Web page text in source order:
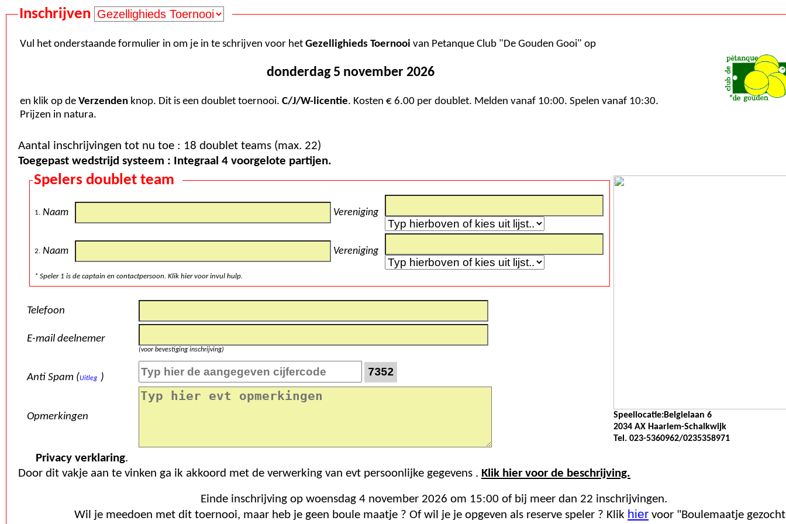
Inschrijven
Vul het onderstaande formulier in om je in te schrijven voor het Gezellighieds Toernooi van Petanque Club "De Gouden Gooi" op
donderdag 5 november 2026
en klik op de Verzenden knop. Dit is een doublet toernooi. C/J/W-licentie. Kosten € 6.00 per doublet. Melden vanaf 10:00. Spelen vanaf 10:30.
Prijzen in natura.
Aantal inschrijvingen tot nu toe : 18 doublet teams (max. 22)
Toegepast wedstrijd systeem : Integraal 4 voorgelote partijen.
Spelers doublet team
1. Naam Vereniging
2. Naam Vereniging
* Speler 1 is de captain en contactpersoon. Klik hier voor invul hulp.
Telefoon
E-mail deelnemer
(voor bevestiging inschrijving)
Anti Spam (Uitleg ) 7352
Opmerkingen
Speellocatie:Belgielaan 6
2034 AX Haarlem-Schalkwijk
Tel. 023-5360962/0235358971
Privacy verklaring.
Door dit vakje aan te vinken ga ik akkoord met de verwerking van evt persoonlijke gegevens . Klik hier voor de beschrijving.
Einde inschrijving op woensdag 4 november 2026 om 15:00 of bij meer dan 22 inschrijvingen.
Wil je meedoen met dit toernooi, maar heb je geen boule maatje ? Of wil je je opgeven als reserve speler ? Klik hier voor "Boulemaatje